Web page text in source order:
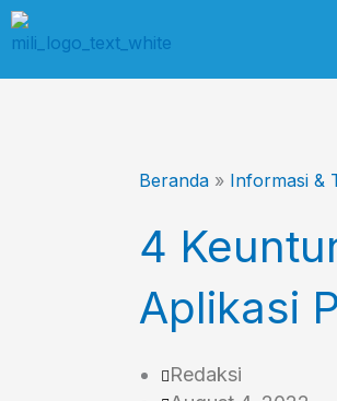
Skip
to
Beranda » Informasi &
4
Aplikasi
Redaksi